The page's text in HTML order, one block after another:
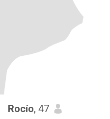
Rocío, 47